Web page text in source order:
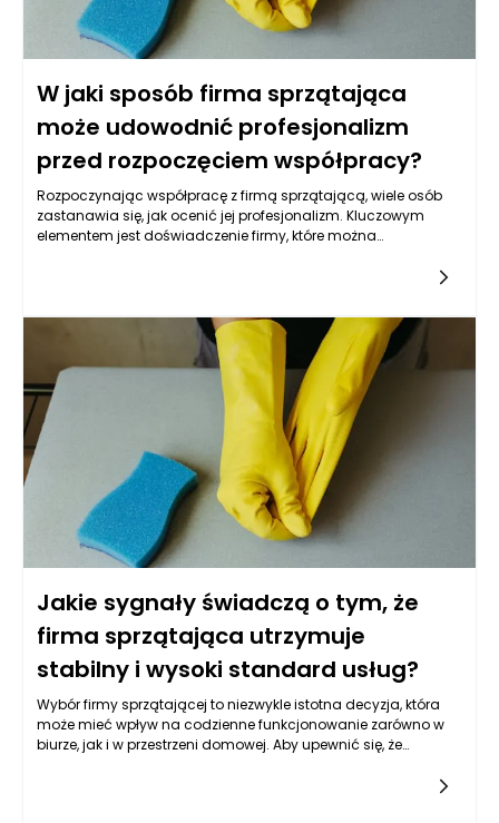
W jaki sposób firma sprzątająca
może udowodnić profesjonalizm
przed rozpoczęciem współpracy?
Rozpoczynając współpracę z firmą sprzątającą, wiele osób
zastanawia się, jak ocenić jej profesjonalizm. Kluczowym
elementem jest doświadczenie firmy, które można
i projektów. Doświadczenie w branży sprzątającej przekłada
umiejętność radzenia sobie w różnych sytuacjach, co jest
niezwykle ważne w kontekście sprzątania obiektów o różnym
przeznaczeniu. Klienci powinni zwrócić uwagę na historię
firmy, zdobyte referencje oraz opinie dotychczasowych
klientów, które mogą stanowić istotny element oceny jej
profesjonalizmu.
Jakie sygnały świadczą o tym, że
firma sprzątająca utrzymuje
stabilny i wysoki standard usług?
Wybór firmy sprzątającej to niezwykle istotna decyzja, która
może mieć wpływ na codzienne funkcjonowanie zarówno w
biurze, jak i w przestrzeni domowej. Aby upewnić się, że
istotnych sygnałów, które świadczą o wysokiej jakości usług